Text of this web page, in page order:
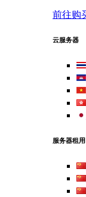
前往购
云服务器
服务器租用